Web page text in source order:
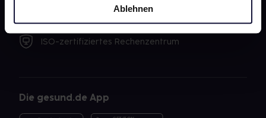
Ablehnen
ISO-zertifiziertes Rechenzentrum
Die gesund.de App